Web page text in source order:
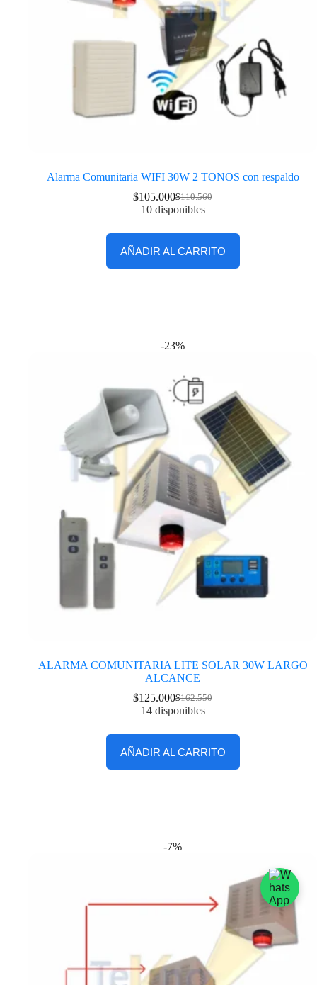
Alarma Comunitaria WIFI 30W 2 TONOS con respaldo
$110.560
$105.000
10 disponibles
AÑADIR AL CARRITO
-23%
ALARMA COMUNITARIA LITE SOLAR 30W LARGO
ALCANCE
$162.550
$125.000
14 disponibles
AÑADIR AL CARRITO
-7%